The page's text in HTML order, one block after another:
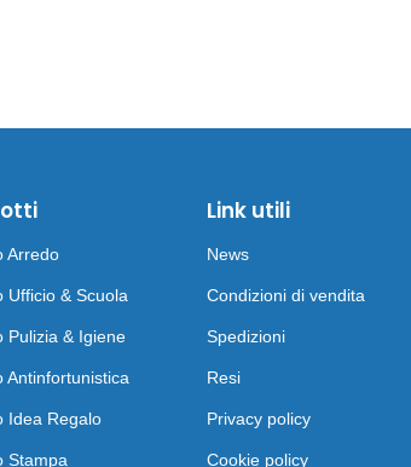
Arredo
Ufficio & Scuola
Pulizia & Igiene
Antinfortunistica
Idea Regalo
Stampa
Link utili
News
Condizioni di vendita
Spedizioni
Resi
Privacy policy
Cookie policy